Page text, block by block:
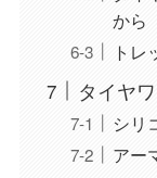
から
トレ
タイヤ
シリ
アー